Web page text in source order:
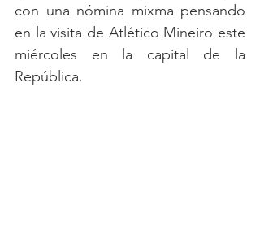
con una nómina mixma pensando
en la visita de Atlético Mineiro este
miércoles en la capital de la
República.